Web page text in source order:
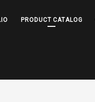
PRODUCT CATALOG